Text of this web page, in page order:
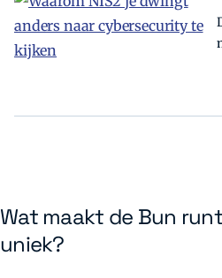
Wat maakt de Bun
uniek?